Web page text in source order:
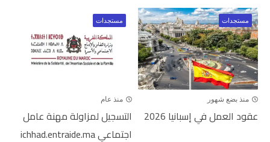
مستجدات
منذ بضع شهور
عقود العمل في إسبانيا 2026
مستجدات
منذ عام
التسجيل لمزاولة مهنة عامل
اجتماعي ichhad.entraide.ma